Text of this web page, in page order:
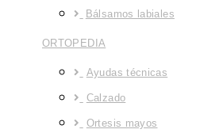
Bálsamos labiales
ORTOPEDIA
Ayudas técnicas
Calzado
Ortesis mayos